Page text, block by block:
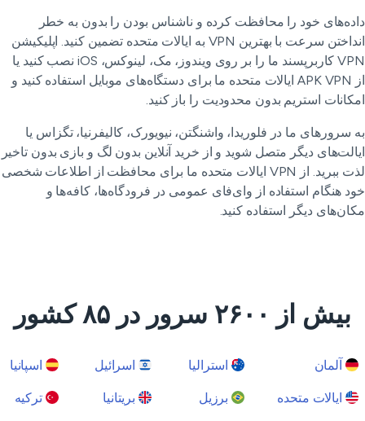
خود را محافظت کرده و ناشناس بودن را بدون به خطر
انداختن سرعت با بهترین VPN به ایالات متحده تضمین کنید. اپلیکیشن
VPN کاربرپسند ما را بر روی ویندوز، مک، لینوکس، iOS نصب کنید یا
از APK VPN ایالات متحده ما برای دستگاه‌های موبایل استفاده کنید و
استریم بدون محدودیت را باز کنید.
سرورهای ما در فلوریدا، واشنگتن، نیویورک، کالیفرنیا، تگزاس یا
دیگر متصل شوید و از خرید آنلاین بدون لگ و بازی بدون تاخیر
لذت ببرید. از VPN ایالات متحده ما برای محافظت از اطلاعات شخصی
هنگام استفاده از وای‌فای عمومی در فرودگاه‌ها، کافه‌ها و
دیگر استفاده کنید.
بیش از ۲۶۰۰ سرور در ۸۵ کشور
آلمان استرالیا اسرائیل اسپانیا
ایالات متحده برزیل بریتانیا ترکیه